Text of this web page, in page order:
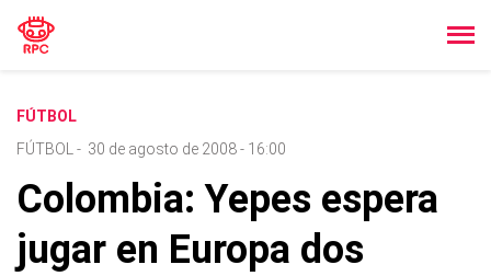
FÚTBOL
FÚTBOL
- 30 de agosto de 2008 - 16:00
Colombia: Yepes espera
jugar en Europa dos